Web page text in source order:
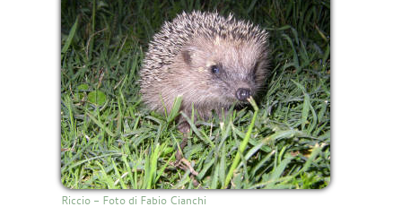
Riccio - Foto di Fabio Cianchi